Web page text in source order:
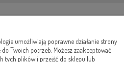
umożliwiają poprawne działanie strony
Twoich potrzeb. Możesz zaakceptować
tych plików i przejść do sklepu lub